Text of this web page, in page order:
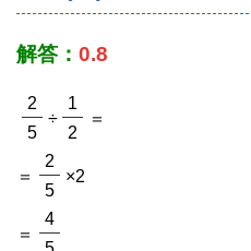
解答： 0.8
2
5
÷
1
2
＝
＝
2
5
×2
＝
4